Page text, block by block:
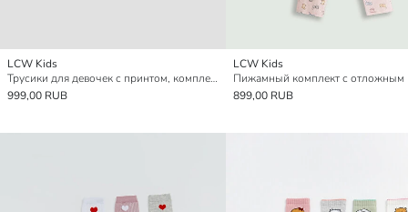
LCW Kids
Трусики для девочек с принтом, комплект из 5 штук
999,00 RUB
LCW Kids
899,00 RUB